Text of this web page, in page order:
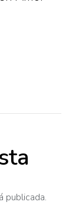
publicada.